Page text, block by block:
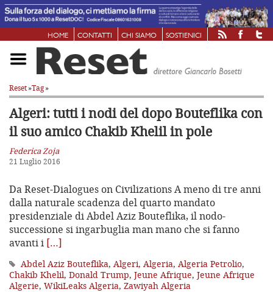
HOME CONTATTI CHI SIAMO SOSTIENICI
Reset»Tag»
Algeri: tutti i nodi del dopo Bouteflika con
il suo amico Chakib Khelil in pole
Federica Zoja
21 Luglio 2016
Da Reset-Dialogues on Civilizations A meno di tre anni
dalla naturale scadenza del quarto mandato
presidenziale di Abdel Aziz Bouteflika, il nodo-
successione si ingarbuglia man mano che si fanno
avanti i […]
Abdel Aziz Bouteflika, Algeri, Algeria, Algeria Petrolio,
Chakib Khelil, Donald Trump, Jeune Afrique, Jeune Afrique
Algerie, WikiLeaks Algeria, Zawiyah Algeria